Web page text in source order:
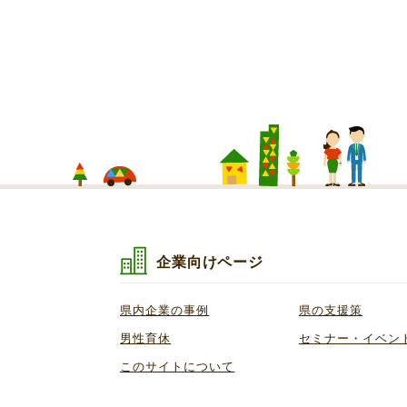
企業向けページ
県内企業の事例 県の支援策
男性育休 セミナー・イベン
このサイトについて